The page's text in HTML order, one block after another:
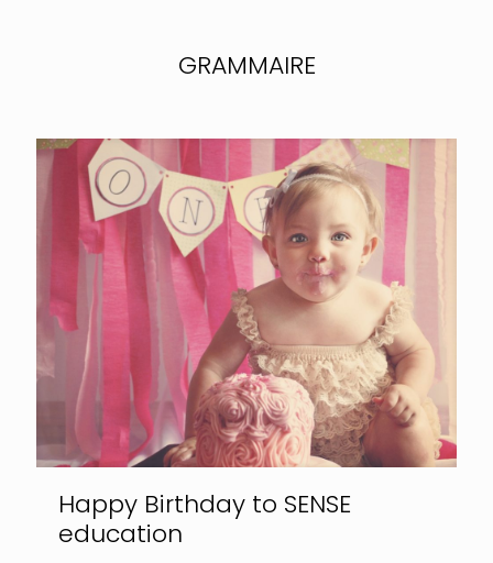
GRAMMAIRE
Happy Birthday to SENSE
education